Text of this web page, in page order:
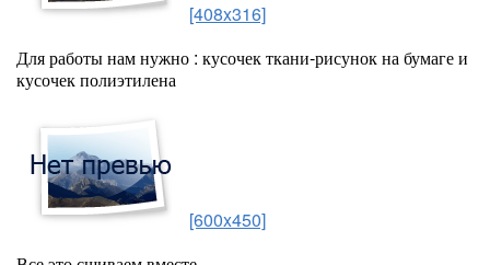
[408x316]
Для работы нам нужно : кусочек ткани-рисунок на бумаге и
кусочек полиэтилена
[600x450]